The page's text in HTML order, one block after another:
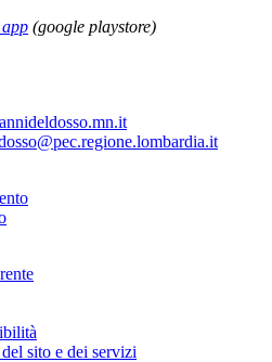
(google playstore)
sito e dei servizi